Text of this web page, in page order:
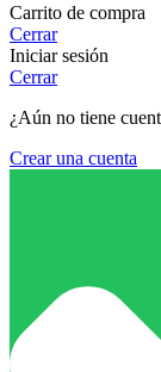
Carrito de compra
Cerrar
Iniciar sesión
Cerrar
¿Aún no tiene
Crear una cuenta